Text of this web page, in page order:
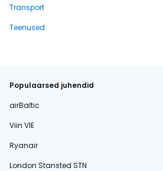
Transport
Teenused
Populaarsed juhendid
airBaltic
Viin VIE
Ryanair
London Stansted STN